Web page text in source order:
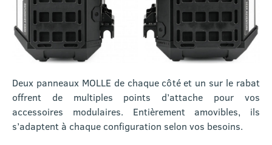
Deux panneaux MOLLE de chaque côté et un sur le rabat
offrent de multiples points d’attache pour vos
accessoires modulaires. Entièrement amovibles, ils
s’adaptent à chaque configuration selon vos besoins.